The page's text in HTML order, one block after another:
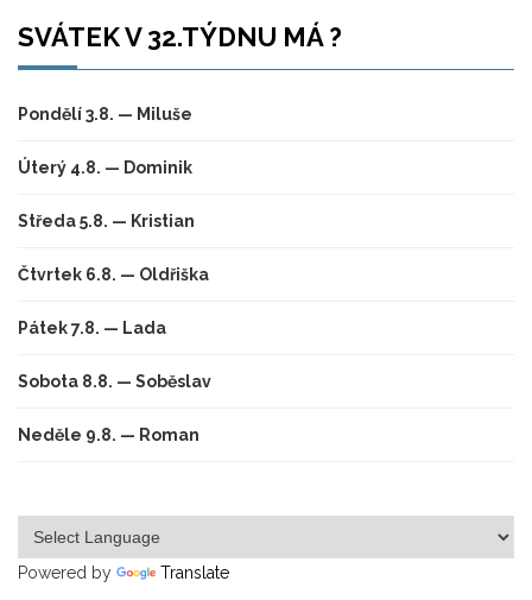
SVÁTEK V 32.TÝDNU MÁ ?
Pondělí 3.8. — Miluše
Úterý 4.8. — Dominik
Středa 5.8. — Kristian
Čtvrtek 6.8. — Oldřiška
Pátek 7.8. — Lada
Sobota 8.8. — Soběslav
Neděle 9.8. — Roman
Powered by Translate